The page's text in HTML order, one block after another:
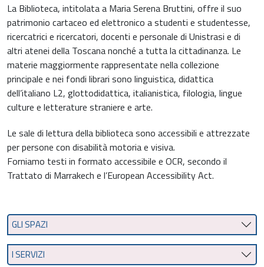
La Biblioteca, intitolata a Maria Serena Bruttini, offre il suo
patrimonio cartaceo ed elettronico a studenti e studentesse,
ricercatrici e ricercatori, docenti e personale di Unistrasi e di
altri atenei della Toscana nonché a tutta la cittadinanza. Le
materie maggiormente rappresentate nella collezione
principale e nei fondi librari sono linguistica, didattica
dell’italiano L2, glottodidattica, italianistica, filologia, lingue
culture e letterature straniere e arte.
Le sale di lettura della biblioteca sono accessibili e attrezzate
per persone con disabilità motoria e visiva.
Forniamo testi in formato accessibile e OCR, secondo il
Trattato di Marrakech e l’European Accessibility Act.
GLI SPAZI
I SERVIZI